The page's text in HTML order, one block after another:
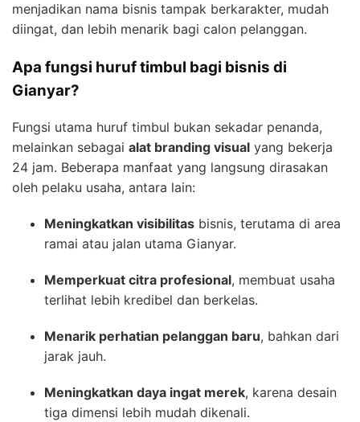
menjadikan nama bisnis tampak berkarakter, mudah
diingat, dan lebih menarik bagi calon pelanggan.
Apa fungsi huruf timbul bagi bisnis di
Gianyar?
Fungsi utama huruf timbul bukan sekadar penanda,
melainkan sebagai alat branding visual yang bekerja
24 jam. Beberapa manfaat yang langsung dirasakan
oleh pelaku usaha, antara lain:
Meningkatkan visibilitas bisnis, terutama di area
ramai atau jalan utama Gianyar.
Memperkuat citra profesional, membuat usaha
terlihat lebih kredibel dan berkelas.
Menarik perhatian pelanggan baru, bahkan dari
jarak jauh.
Meningkatkan daya ingat merek, karena desain
tiga dimensi lebih mudah dikenali.